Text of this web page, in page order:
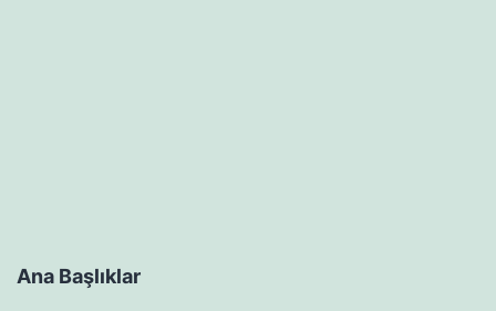
Ana Başlıklar